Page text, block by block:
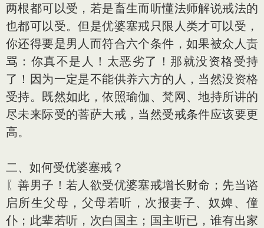
两根都可以受，若是畜生而听懂法师解说戒法的
也都可以受。但是优婆塞戒只限人类才可以受，
你还得要是男人而符合六个条件，如果被众人责
骂：你真不是人！太恶劣了！那就没资格受持
了！因为一定是不能供养六方的人，当然没资格
受持。既然如此，依照瑜伽、梵网、地持所讲的
尽未来际受的菩萨大戒，当然受戒条件应该要更
高。
二、如何受优婆塞戒？
〖善男子！若人欲受优婆塞戒增长财命；先当谘
启所生父母，父母若听，次报妻子、奴婢、僮
仆；此辈若听，次白国主；国主听已，谁有出家